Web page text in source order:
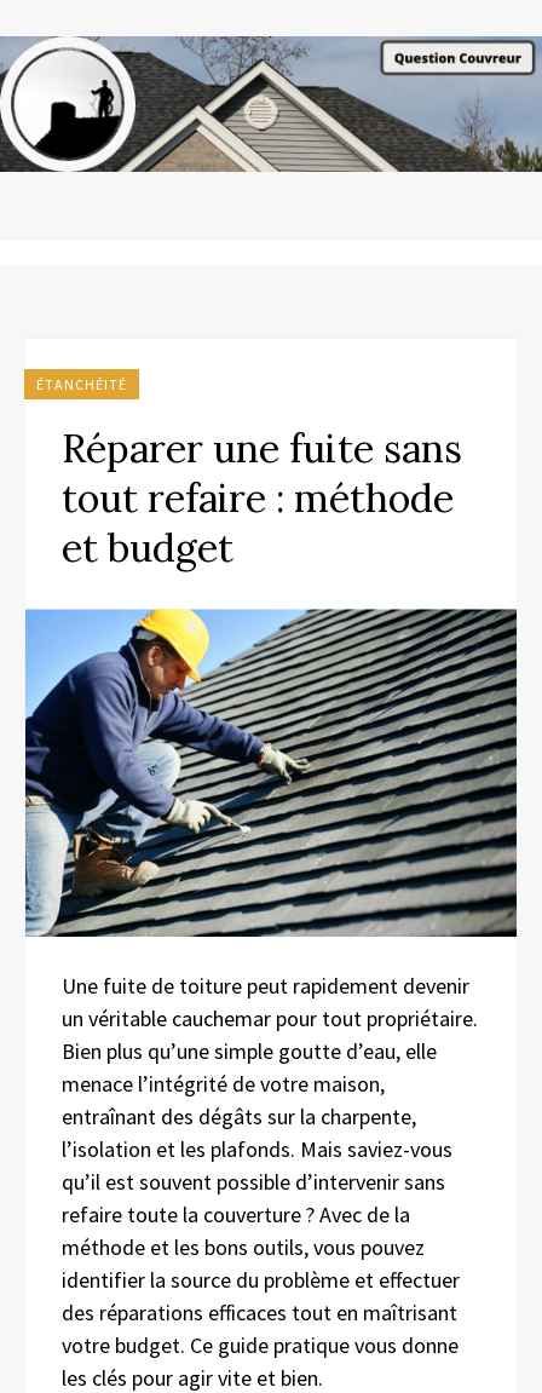
ÉTANCHÉITÉ
Réparer une fuite sans
tout refaire : méthode
et budget
Une fuite de toiture peut rapidement devenir
un véritable cauchemar pour tout propriétaire.
Bien plus qu’une simple goutte d’eau, elle
menace l’intégrité de votre maison,
entraînant des dégâts sur la charpente,
l’isolation et les plafonds. Mais saviez-vous
qu’il est souvent possible d’intervenir sans
refaire toute la couverture ? Avec de la
méthode et les bons outils, vous pouvez
identifier la source du problème et effectuer
des réparations efficaces tout en maîtrisant
votre budget. Ce guide pratique vous donne
les clés pour agir vite et bien.